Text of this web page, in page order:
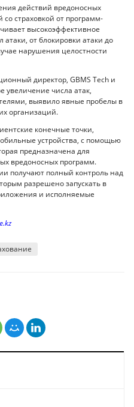
действий вредоносных
страховкой от программ-
высокоэффективное
от блокировки атаки до
нарушения целостности
директор, GBMS Tech и
увеличение числа атак,
выявило явные пробелы в
организаций.
конечные точки,
устройства, с помощью
предназначена для
вредоносных программ.
получают полный контроль над
разрешено запускать в
и исполняемые
дорогие приложения
роботов для складов